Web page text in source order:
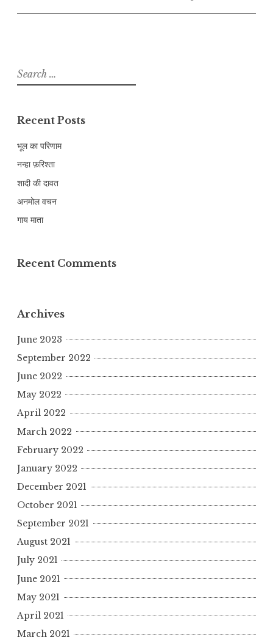
Search
for:
Recent Posts
भूल का परिणाम
नन्हा फ़रिश्ता
शादी की दावत
अनमोल वचन
गाय माता
Recent Comments
Archives
June 2023
September 2022
June 2022
May 2022
April 2022
March 2022
February 2022
January 2022
December 2021
October 2021
September 2021
August 2021
July 2021
June 2021
May 2021
April 2021
March 2021